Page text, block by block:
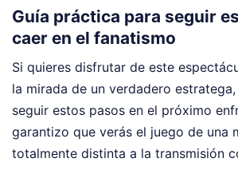
Guía práctica para seguir
caer en el fanatismo
Si quieres disfrutar de este
la mirada de un verdadero
seguir estos pasos en el próximo
garantizo que verás el juego de una
totalmente distinta a la transmisión